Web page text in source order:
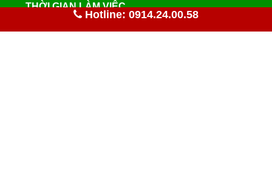
THỜI GIAN LÀM VIỆC
Địa chỉ giao dịch: 19 - 21 Đường số 12, P13, Quận 6, TPHCM
Trang chủ
Brochure 2019
Hotline: 0914.24.00.58